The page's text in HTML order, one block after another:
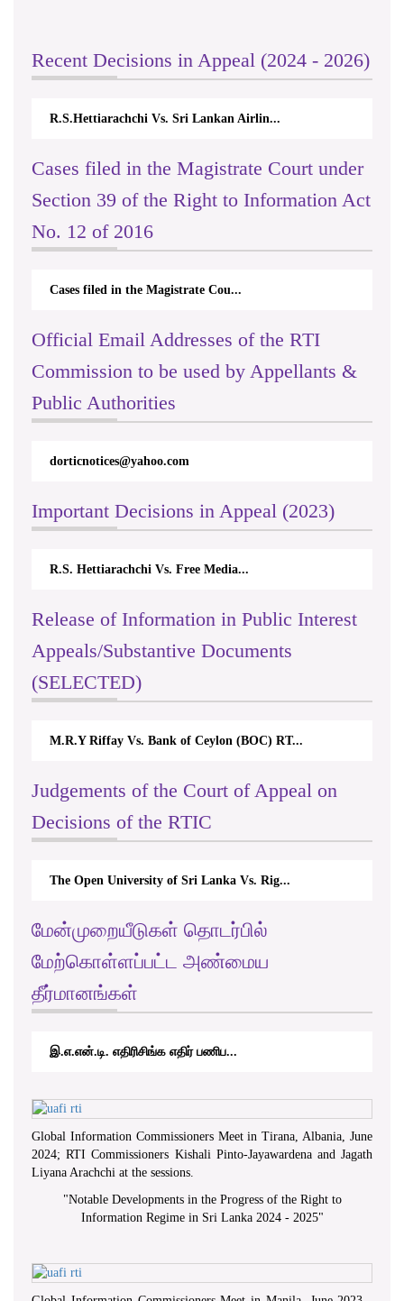
Recent Decisions in Appeal (2024 - 2026)
R.S.Hettiarachchi Vs. Sri Lankan Airlin...
Cases filed in the Magistrate Court under
Section 39 of the Right to Information Act
No. 12 of 2016
Cases filed in the Magistrate Cou...
Official Email Addresses of the RTI
Commission to be used by Appellants &
Public Authorities
dorticnotices@yahoo.com
Important Decisions in Appeal (2023)
R.S. Hettiarachchi Vs. Free Media...
Release of Information in Public Interest
Appeals/Substantive Documents
(SELECTED)
M.R.Y Riffay Vs. Bank of Ceylon (BOC) RT...
Judgements of the Court of Appeal on
Decisions of the RTIC
The Open University of Sri Lanka Vs. Rig...
மேன்முறையீடுகள் தொடர்பில்
மேற்கொள்ளப்பட்ட அண்மைய
தீர்மானங்கள்
இ.எ.என்.டி. எதிரிசிங்க எதிர் பணிப...
Global Information Commissioners Meet in Tirana, Albania, June
2024; RTI Commissioners Kishali Pinto-Jayawardena and Jagath
Liyana Arachchi at the sessions.
"Notable Developments in the Progress of the Right to
Information Regime in Sri Lanka 2024 - 2025"